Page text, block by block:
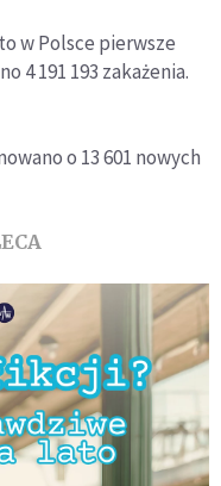
w Polsce pierwsze
4 191 193 zakażenia.
o 13 601 nowych